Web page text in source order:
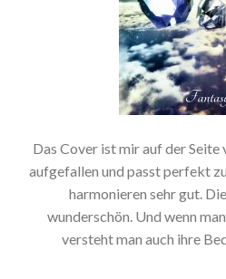
Das Cover ist mir auf der
aufgefallen und passt perfekt
harmonieren sehr gut.
wunderschön. Und wenn
versteht man auch ihre